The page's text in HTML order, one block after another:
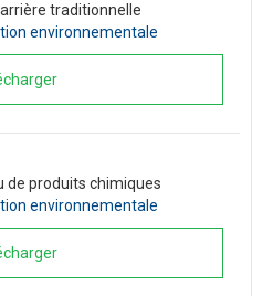
traditionnelle
environnementale
de produits chimiques
environnementale